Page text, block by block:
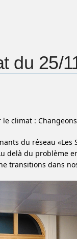
du 25/
le climat :
du réseau
delà du problème
transitions dans